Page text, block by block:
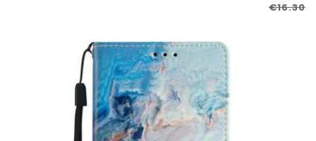
€16.30